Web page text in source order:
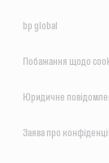
bp global
Побажання щодо
Юридичне
Заява про